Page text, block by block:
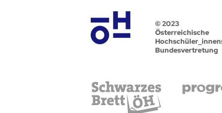
© 2023
Österreichische
Bundesvertretung